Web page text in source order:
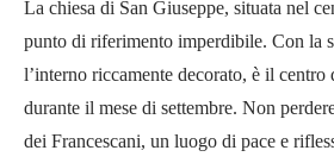
La chiesa di San Giuseppe, situata nel
punto di riferimento imperdibile. Con la
l’interno riccamente decorato, è il centro
durante il mese di settembre. Non
dei Francescani, un luogo di pace e